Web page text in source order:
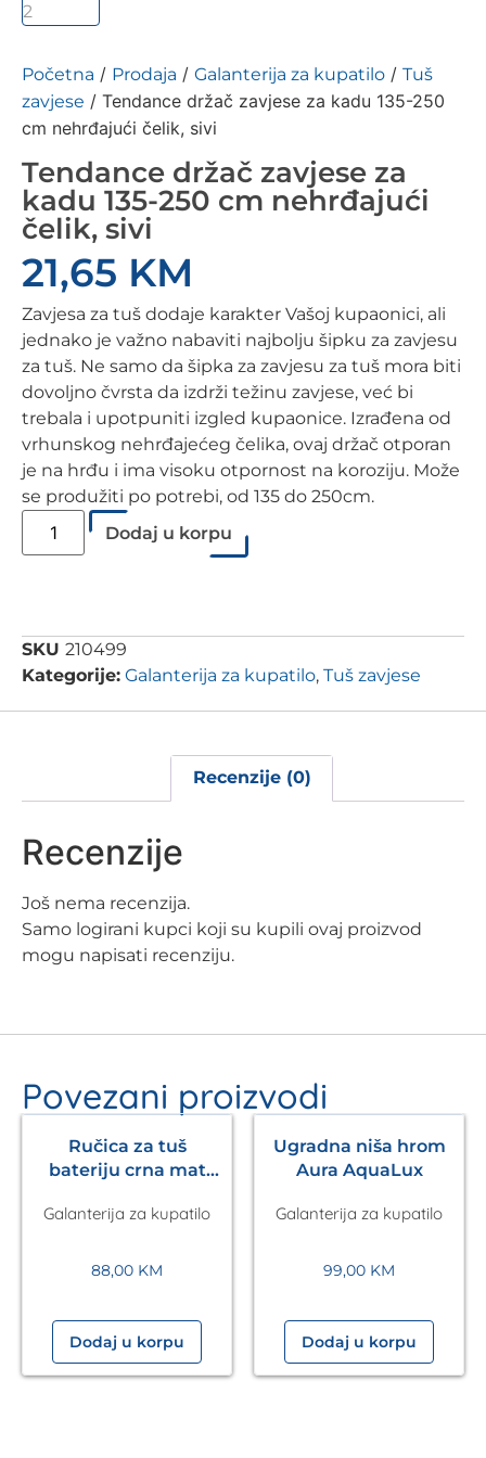
Početna / Prodaja / Galanterija za kupatilo / Tuš
zavjese / Tendance držač zavjese za kadu 135-250
cm nehrđajući čelik, sivi
Tendance držač zavjese za
kadu 135-250 cm nehrđajući
čelik, sivi
21,65 KM
Zavjesa za tuš dodaje karakter Vašoj kupaonici, ali
jednako je važno nabaviti najbolju šipku za zavjesu
za tuš. Ne samo da šipka za zavjesu za tuš mora biti
dovoljno čvrsta da izdrži težinu zavjese, već bi
trebala i upotpuniti izgled kupaonice. Izrađena od
vrhunskog nehrđajećeg čelika, ovaj držač otporan
je na hrđu i ima visoku otpornost na koroziju. Može
se produžiti po potrebi, od 135 do 250cm.
Dodaj u korpu
SKU 210499
Kategorije: Galanterija za kupatilo, Tuš zavjese
Recenzije (0)
Recenzije
Još nema recenzija.
Samo logirani kupci koji su kupili ovaj proizvod
mogu napisati recenziju.
Povezani proizvodi
Ručica za tuš
bateriju crna mat
HANSGROHE
Galanterija za kupatilo
88,00 KM
Dodaj u korpu
Ugradna niša hrom
Aura AquaLux
Galanterija za kupatilo
99,00 KM
Dodaj u korpu